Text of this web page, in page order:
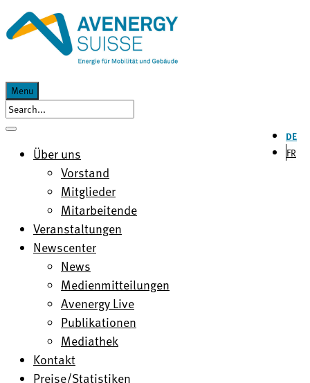
Menu
DE
FR
Über uns
Vorstand
Mitglieder
Mitarbeitende
Veranstaltungen
Newscenter
News
Medienmitteilungen
Avenergy Live
Publikationen
Mediathek
Kontakt
Preise/Statistiken